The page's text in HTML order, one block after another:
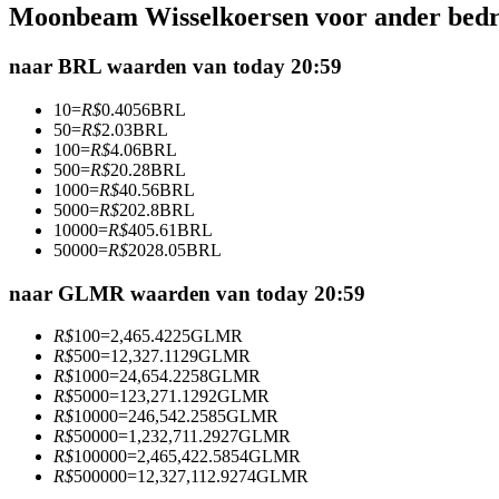
Futures met USDC als onderpand
Kopiëren Handel
Sluit je aan bij top traders
Moonbeam Wisselkoersen voor ander
naar BRL waarden van today 20:59
10=R$0.4056BRL
50=R$2.03BRL
100=R$4.06BRL
500=R$20.28BRL
1000=R$40.56BRL
5000=R$202.8BRL
10000=R$405.61BRL
50000=R$2028.05BRL
naar GLMR waarden van today 20:59
R$100=2,465.4225GLMR
R$500=12,327.1129GLMR
R$1000=24,654.2258GLMR
R$5000=123,271.1292GLMR
R$10000=246,542.2585GLMR
R$50000=1,232,711.2927GLMR
R$100000=2,465,422.5854GLMR
R$500000=12,327,112.9274GLMR